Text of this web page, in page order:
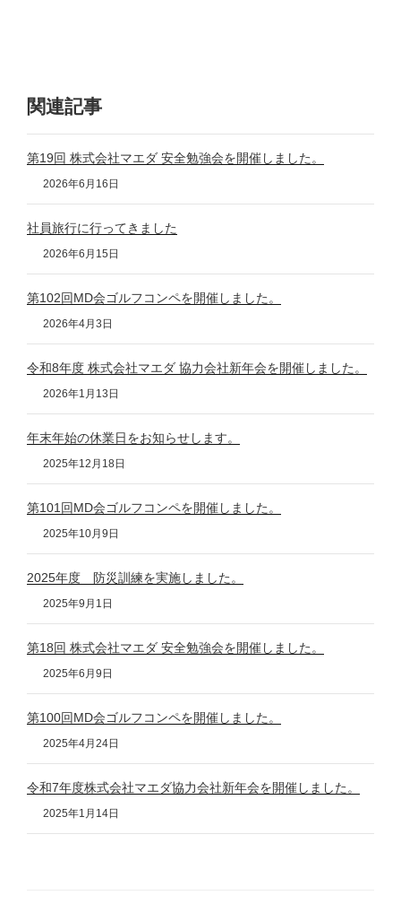
関連記事
第19回 株式会社マエダ 安全勉強会を開催しました。
2026年6月16日
社員旅行に行ってきました
2026年6月15日
第102回MD会ゴルフコンペを開催しました。
2026年4月3日
令和8年度 株式会社マエダ 協力会社新年会を開催しました。
2026年1月13日
年末年始の休業日をお知らせします。
2025年12月18日
第101回MD会ゴルフコンペを開催しました。
2025年10月9日
2025年度 防災訓練を実施しました。
2025年9月1日
第18回 株式会社マエダ 安全勉強会を開催しました。
2025年6月9日
第100回MD会ゴルフコンペを開催しました。
2025年4月24日
令和7年度株式会社マエダ協力会社新年会を開催しました。
2025年1月14日